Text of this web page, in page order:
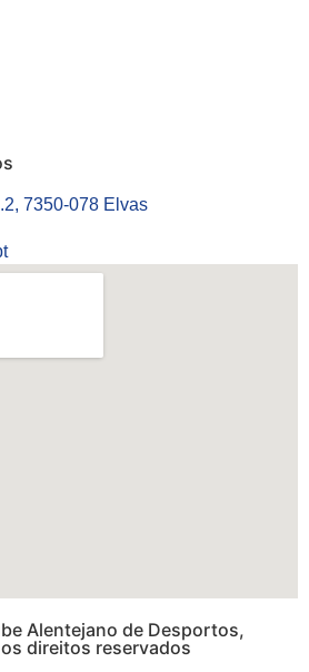
7350-078 Elvas
Alentejano de Desportos,
direitos reservados